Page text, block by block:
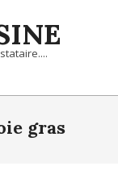
gras